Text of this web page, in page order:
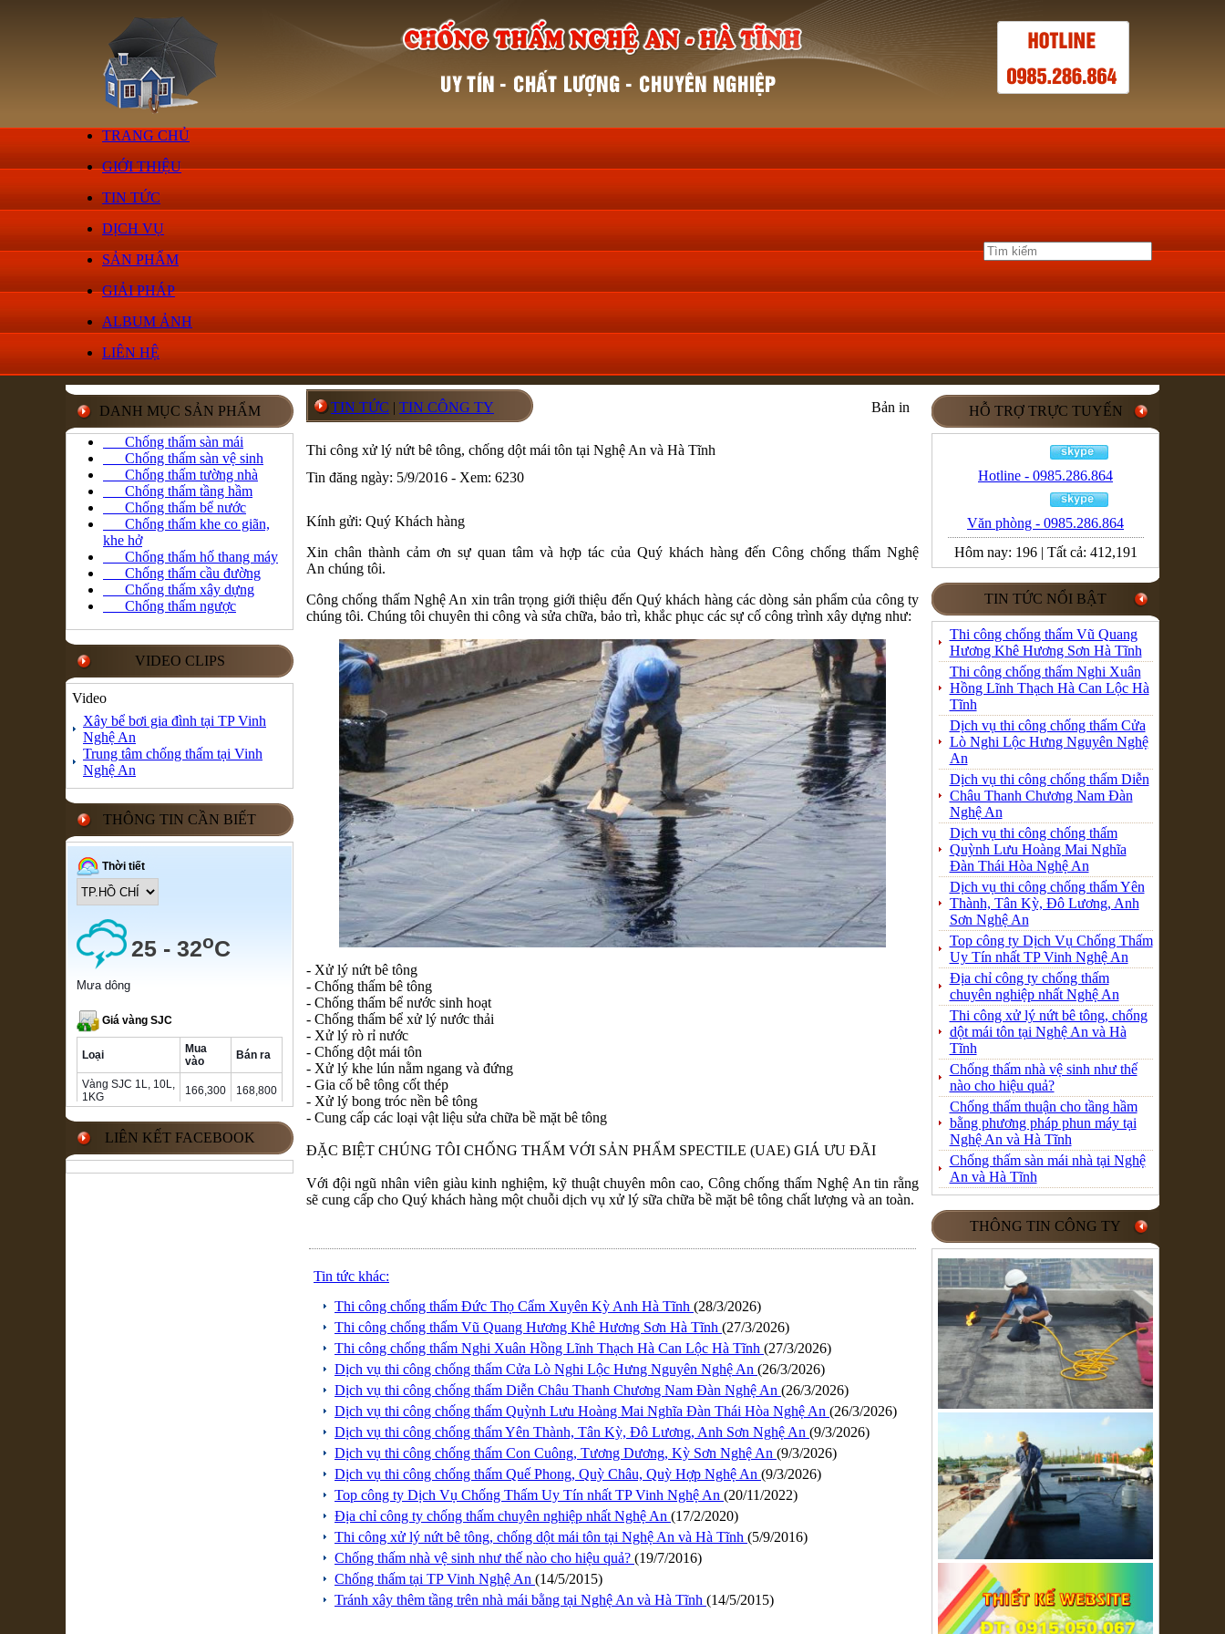
TRANG CHỦ
GIỚI THIỆU
TIN TỨC
DỊCH VỤ
SẢN PHẨM
GIẢI PHÁP
ALBUM ẢNH
LIÊN HỆ
DANH MỤC SẢN PHẨM
Chống thấm sàn mái
Chống thấm sàn vệ sinh
Chống thấm tường nhà
Chống thấm tầng hầm
Chống thấm bể nước
Chống thấm khe co giãn,
khe hở
Chống thấm hố thang máy
Chống thấm cầu đường
Chống thấm xây dựng
Chống thấm ngược
VIDEO CLIPS
Video
Xây bể bơi gia đình tại TP Vinh
Nghệ An
Trung tâm chống thấm tại Vinh
Nghệ An
THÔNG TIN CẦN BIẾT
LIÊN KẾT FACEBOOK
TIN TỨC | TIN CÔNG TY Bản in
Thi công xử lý nứt bê tông, chống dột mái tôn tại Nghệ An và Hà Tĩnh
Tin đăng ngày: 5/9/2016 - Xem: 6230
Kính gửi: Quý Khách hàng
Xin chân thành cảm ơn sự quan tâm và hợp tác của Quý khách hàng đến Công chống thấm Nghệ
An chúng tôi.
Công chống thấm Nghệ An xin trân trọng giới thiệu đến Quý khách hàng các dòng sản phẩm của công ty
chúng tôi. Chúng tôi chuyên thi công và sửa chữa, bảo trì, khắc phục các sự cố công trình xây dựng như:
- Xử lý nứt bê tông
- Chống thấm bê tông
- Chống thấm bể nước sinh hoạt
- Chống thấm bể xử lý nước thải
- Xử lý rò rỉ nước
- Chống dột mái tôn
- Xử lý khe lún nằm ngang và đứng
- Gia cố bê tông cốt thép
- Xử lý bong tróc nền bê tông
- Cung cấp các loại vật liệu sửa chữa bề mặt bê tông
ĐẶC BIỆT CHÚNG TÔI CHỐNG THẤM VỚI SẢN PHẨM SPECTILE (UAE) GIÁ ƯU ĐÃI
Với đội ngũ nhân viên giàu kinh nghiệm, kỹ thuật chuyên môn cao, Công chống thấm Nghệ An tin rằng
sẽ cung cấp cho Quý khách hàng một chuỗi dịch vụ xử lý sữa chữa bề mặt bê tông chất lượng và an toàn.
Tin tức khác:
Thi công chống thấm Đức Thọ Cẩm Xuyên Kỳ Anh Hà Tĩnh (28/3/2026)
Thi công chống thấm Vũ Quang Hương Khê Hương Sơn Hà Tĩnh (27/3/2026)
Thi công chống thấm Nghi Xuân Hồng Lĩnh Thạch Hà Can Lộc Hà Tĩnh (27/3/2026)
Dịch vụ thi công chống thấm Cửa Lò Nghi Lộc Hưng Nguyên Nghệ An (26/3/2026)
Dịch vụ thi công chống thấm Diễn Châu Thanh Chương Nam Đàn Nghệ An (26/3/2026)
Dịch vụ thi công chống thấm Quỳnh Lưu Hoàng Mai Nghĩa Đàn Thái Hòa Nghệ An (26/3/2026)
Dịch vụ thi công chống thấm Yên Thành, Tân Kỳ, Đô Lương, Anh Sơn Nghệ An (9/3/2026)
Dịch vụ thi công chống thấm Con Cuông, Tương Dương, Kỳ Sơn Nghệ An (9/3/2026)
Dịch vụ thi công chống thấm Quế Phong, Quỳ Châu, Quỳ Hợp Nghệ An (9/3/2026)
Top công ty Dịch Vụ Chống Thấm Uy Tín nhất TP Vinh Nghệ An (20/11/2022)
Địa chỉ công ty chống thấm chuyên nghiệp nhất Nghệ An (17/2/2020)
Thi công xử lý nứt bê tông, chống dột mái tôn tại Nghệ An và Hà Tĩnh (5/9/2016)
Chống thấm nhà vệ sinh như thế nào cho hiệu quả? (19/7/2016)
Chống thấm tại TP Vinh Nghệ An (14/5/2015)
Tránh xây thêm tầng trên nhà mái bằng tại Nghệ An và Hà Tĩnh (14/5/2015)
HỖ TRỢ TRỰC TUYẾN
Hotline - 0985.286.864
Văn phòng - 0985.286.864
Hôm nay: 196| Tất cả: 412,191
TIN TỨC NỔI BẬT
Thi công chống thấm Vũ Quang
Hương Khê Hương Sơn Hà Tĩnh
Thi công chống thấm Nghi Xuân
Hồng Lĩnh Thạch Hà Can Lộc Hà
Tĩnh
Dịch vụ thi công chống thấm Cửa
Lò Nghi Lộc Hưng Nguyên Nghệ
An
Dịch vụ thi công chống thấm Diễn
Châu Thanh Chương Nam Đàn
Nghệ An
Dịch vụ thi công chống thấm
Quỳnh Lưu Hoàng Mai Nghĩa
Đàn Thái Hòa Nghệ An
Dịch vụ thi công chống thấm Yên
Thành, Tân Kỳ, Đô Lương, Anh
Sơn Nghệ An
Top công ty Dịch Vụ Chống Thấm
Uy Tín nhất TP Vinh Nghệ An
Địa chỉ công ty chống thấm
chuyên nghiệp nhất Nghệ An
Thi công xử lý nứt bê tông, chống
dột mái tôn tại Nghệ An và Hà
Tĩnh
Chống thấm nhà vệ sinh như thế
nào cho hiệu quả?
Chống thấm thuận cho tầng hầm
bằng phương pháp phun máy tại
Nghệ An và Hà Tĩnh
Chống thấm sàn mái nhà tại Nghệ
An và Hà Tĩnh
THÔNG TIN CÔNG TY